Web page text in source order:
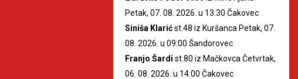
Petak, 07. 08. 2026. u 13:30 Čakovec
Siniša Klarićst.48 iz Kuršanca Petak, 07.
08. 2026. u 09:00 Šandorovec
Franjo Šardi st.80 iz Mačkovca Četvrtak,
06. 08. 2026. u 14:00 Čakovec